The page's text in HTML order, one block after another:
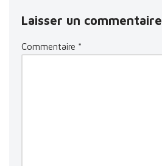
Laisser un commentaire
Commentaire *